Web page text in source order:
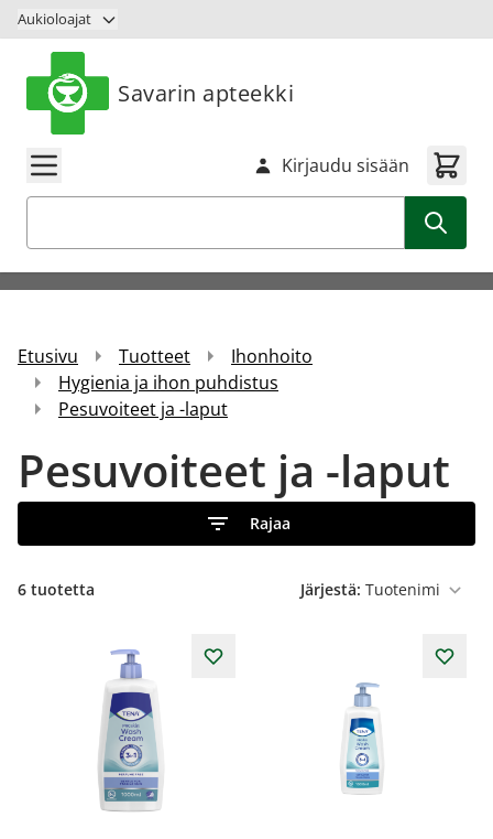
Siirry sisältöön
Aukioloajat
Savarin apteekki
Kirjaudu sisään
Etusivu Tuotteet
Ihonhoito
Hygienia ja ihon puhdistus
Pesuvoiteet ja -laput
Pesuvoiteet ja -laput
Rajaa
6 tuotetta Järjestä: